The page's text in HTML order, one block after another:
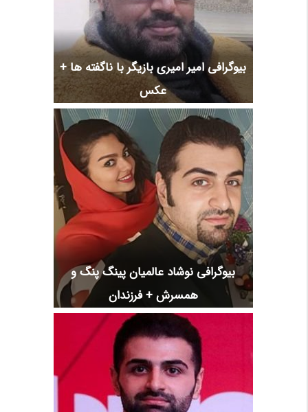
بیوگرافی امیر امیری بازیگر با ناگفته ها +
عکس
بیوگرافی نوشاد عالمیان پینگ پنگ و
همسرش + فرزندان